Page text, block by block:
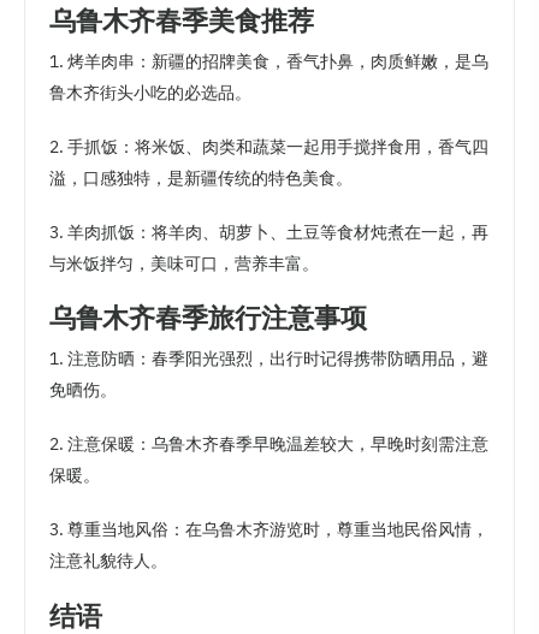
乌鲁木齐春季美食推荐
1. 烤羊肉串：新疆的招牌美食，香气扑鼻，肉质鲜嫩，是乌
鲁木齐街头小吃的必选品。
2. 手抓饭：将米饭、肉类和蔬菜一起用手搅拌食用，香气四
溢，口感独特，是新疆传统的特色美食。
3. 羊肉抓饭：将羊肉、胡萝卜、土豆等食材炖煮在一起，再
与米饭拌匀，美味可口，营养丰富。
乌鲁木齐春季旅行注意事项
1. 注意防晒：春季阳光强烈，出行时记得携带防晒用品，避
免晒伤。
2. 注意保暖：乌鲁木齐春季早晚温差较大，早晚时刻需注意
保暖。
3. 尊重当地风俗：在乌鲁木齐游览时，尊重当地民俗风情，
注意礼貌待人。
结语